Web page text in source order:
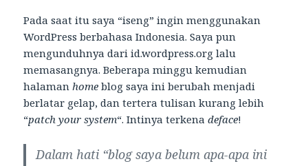
Pada saat itu saya “iseng” ingin menggunakan
WordPress berbahasa Indonesia. Saya pun
mengunduhnya dari id.wordpress.org lalu
memasangnya. Beberapa minggu kemudian
halamanhome blog saya ini berubah menjadi
berlatar gelap, dan tertera tulisan kurang lebih
“patch your system“. Intinya terkenadeface!
Dalam hati “blog saya belum apa-apa ini